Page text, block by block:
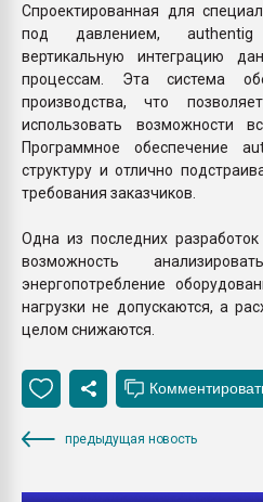
Спроектированная для
под давлением, authentig
вертикальную интеграцию
процессам. Эта система
производства, что
использовать возможности
Программное обеспечение
структуру и отлично
требования заказчиков.
Одна из последних
возможность
энергопотребление
нагрузки не допускаются, а
целом снижаются.
предыдущая новость